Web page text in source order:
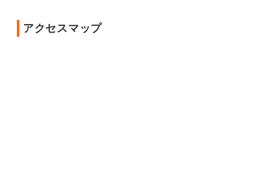
アクセスマップ